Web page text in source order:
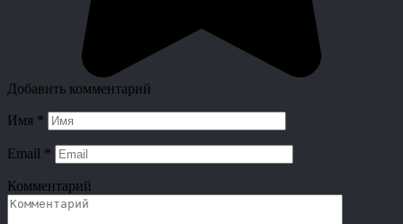
Добавить комментарий
Имя *
Email *
Комментарий